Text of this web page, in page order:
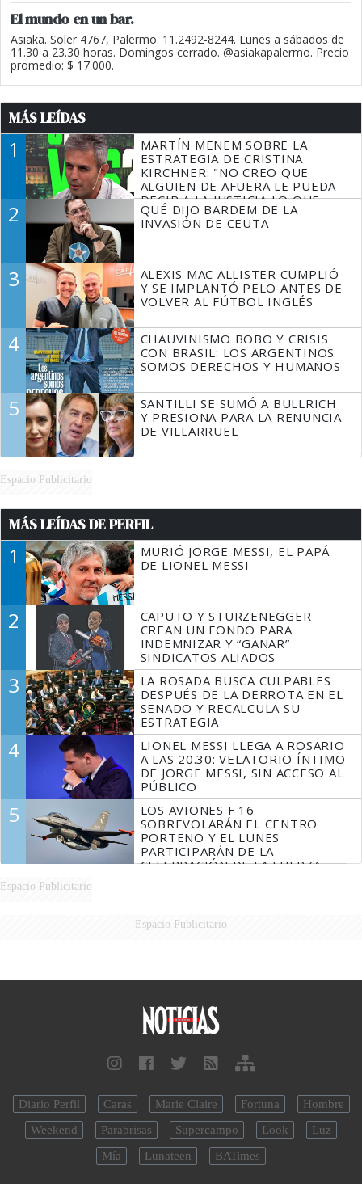
El mundo en un bar.
Asiaka. Soler 4767, Palermo. 11.2492-8244. Lunes a sábados de
11.30 a 23.30 horas. Domingos cerrado. @asiakapalermo. Precio
promedio: $ 17.000.
MÁS LEÍDAS
1
MARTÍN MENEM SOBRE LA
ESTRATEGIA DE CRISTINA
KIRCHNER: "NO CREO QUE
ALGUIEN DE AFUERA LE PUEDA
DECIR A LA JUSTICIA LO QUE
TIENE QUE HACER"
2
QUÉ DIJO BARDEM DE LA
INVASIÓN DE CEUTA
3
ALEXIS MAC ALLISTER CUMPLIÓ
Y SE IMPLANTÓ PELO ANTES DE
VOLVER AL FÚTBOL INGLÉS
4
CHAUVINISMO BOBO Y CRISIS
CON BRASIL: LOS ARGENTINOS
SOMOS DERECHOS Y HUMANOS
5
SANTILLI SE SUMÓ A BULLRICH
Y PRESIONA PARA LA RENUNCIA
DE VILLARRUEL
Espacio Publicitario
MÁS LEÍDAS DE PERFIL
1
MURIÓ JORGE MESSI, EL PAPÁ
DE LIONEL MESSI
2
CAPUTO Y STURZENEGGER
CREAN UN FONDO PARA
INDEMNIZAR Y “GANAR”
SINDICATOS ALIADOS
3
LA ROSADA BUSCA CULPABLES
DESPUÉS DE LA DERROTA EN EL
SENADO Y RECALCULA SU
ESTRATEGIA
4
LIONEL MESSI LLEGA A ROSARIO
A LAS 20.30: VELATORIO ÍNTIMO
DE JORGE MESSI, SIN ACCESO AL
PÚBLICO
5
LOS AVIONES F 16
SOBREVOLARÁN EL CENTRO
PORTEÑO Y EL LUNES
PARTICIPARÁN DE LA
CELEBRACIÓN DE LA FUERZA
Espacio Publicitario
Espacio Publicitario
Diario Perfil Caras Marie Claire Fortuna
Hombre
Weekend
Parabrisas Supercampo Look
Luz
Mía
Lunateen BATimes